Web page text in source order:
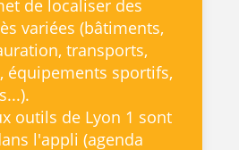
de localiser des
variées (bâtiments,
transports,
équipements sportifs,
outils de Lyon 1 sont
l'appli (agenda